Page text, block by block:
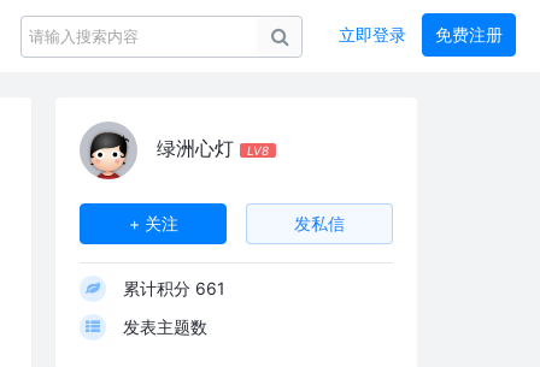
立即登录 免费注册
绿洲心灯 LV8
+ 关注 发私信
累计积分 661
发表主题数